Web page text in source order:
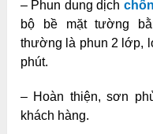
– Phun dung dịch
bộ bề mặt tường
thường là phun 2 lớp,
phút.
– Hoàn thiện, sơn
khách hàng.